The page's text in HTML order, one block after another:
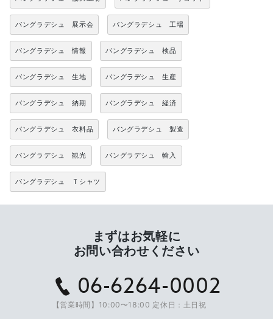
バングラデシュ 展示会 バングラデシュ 工場
バングラデシュ 情報 バングラデシュ 検品
バングラデシュ 生地 バングラデシュ 生産
バングラデシュ 納期 バングラデシュ 経済
バングラデシュ 衣料品 バングラデシュ 製造
バングラデシュ 観光 バングラデシュ 輸入
バングラデシュ Ｔシャツ
まずはお気軽に
お問い合わせください
06-6264-0002
【営業時間】10:00〜18:00 定休日：土日祝